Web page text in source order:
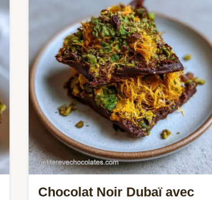
Chocolat Noir Dubaï avec